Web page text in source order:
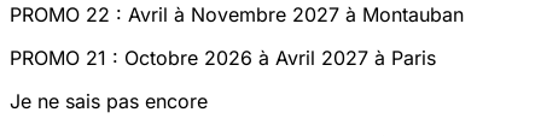
PROMO 22 : Avril à Novembre 2027 à Montauban
PROMO 21 : Octobre 2026 à Avril 2027 à Paris
Je ne sais pas encore